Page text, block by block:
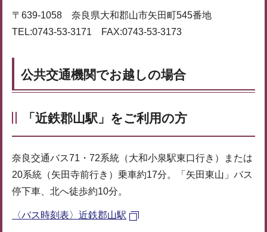
〒639-1058 奈良県大和郡山市矢田町545番地
TEL:0743-53-3171 FAX:0743-53-3173
公共交通機関でお越しの場合
「近鉄郡山駅」をご利用の方
奈良交通バス71・72系統（大和小泉駅東口行き）または
20系統（矢田寺前行き）乗車約17分。「矢田東山」バス
停下車、北へ徒歩約10分。
〈バス時刻表〉近鉄郡山駅